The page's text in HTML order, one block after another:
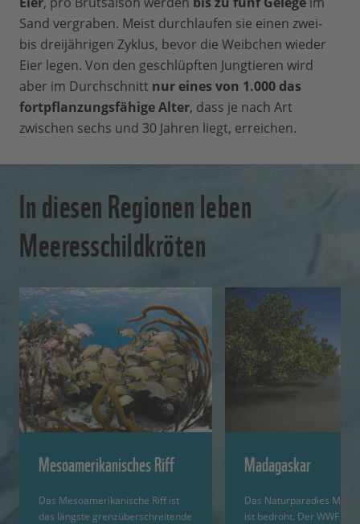
Sand vergraben. Meist durchlaufen sie einen zwei-
bis dreijährigen Zyklus, bevor die Weibchen wieder
Eier legen. Von den geschlüpften Jungtieren wird
aber im Durchschnitt nur eines von 1.000 das
fortpflanzungsfähige Alter, dass je nach Art
zwischen sechs und 30 Jahren liegt, erreichen.
In diesen Regionen leben
Meeresschildkröten
Mesoamerikanisches Riff
Das Mesoamerikanische Riff ist
das längste grenzüberschreitende
Madagaskar
Das Naturparadies
ist bedroht. Der WWF